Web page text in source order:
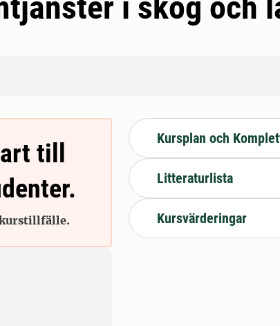
till
kurstillfälle.
Kursplan och
Litteraturlista
Kursvärderingar